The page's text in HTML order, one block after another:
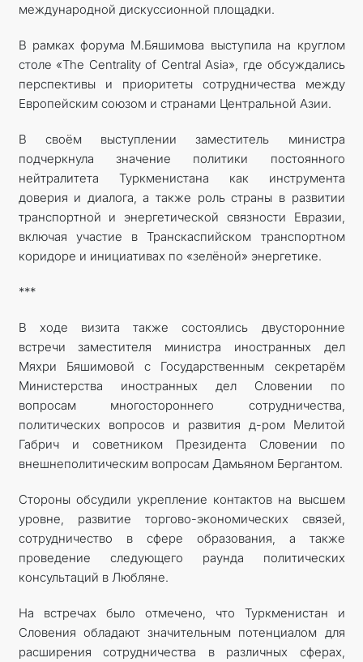
международной дискуссионной площадки.
В рамках форума М.Бяшимова выступила на круглом
столе «The Centrality of Central Asia», где обсуждались
перспективы и приоритеты сотрудничества между
Европейским союзом и странами Центральной Азии.
В своём выступлении заместитель министра
подчеркнула значение политики постоянного
нейтралитета Туркменистана как инструмента
доверия и диалога, а также роль страны в развитии
транспортной и энергетической связности Евразии,
включая участие в Транскаспийском транспортном
коридоре и инициативах по «зелёной» энергетике.
***
В ходе визита также состоялись двусторонние
встречи заместителя министра иностранных дел
Мяхри Бяшимовой с Государственным секретарём
Министерства иностранных дел Словении по
вопросам многостороннего сотрудничества,
политических вопросов и развития д-ром Мелитой
Габрич и советником Президента Словении по
внешнеполитическим вопросам Дамьяном Бергантом.
Стороны обсудили укрепление контактов на высшем
уровне, развитие торгово-экономических связей,
сотрудничество в сфере образования, а также
проведение следующего раунда политических
консультаций в Любляне.
На встречах было отмечено, что Туркменистан и
Словения обладают значительным потенциалом для
расширения сотрудничества в различных сферах,